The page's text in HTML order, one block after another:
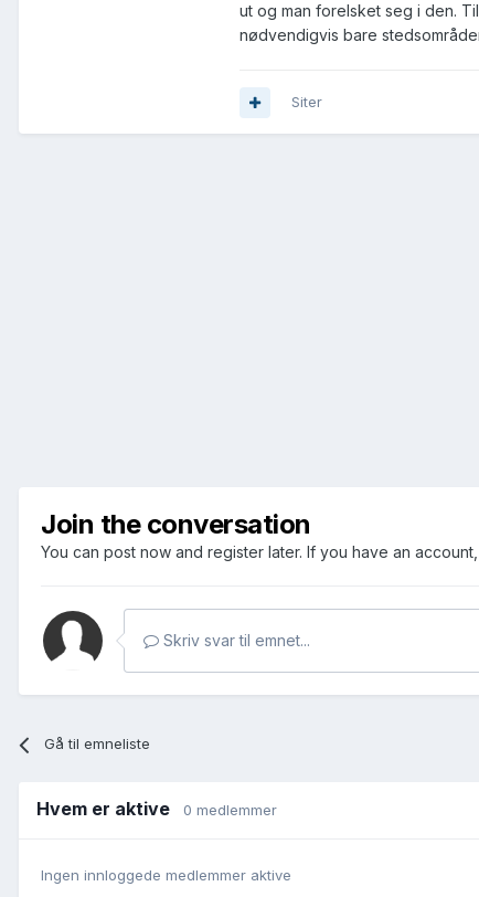
ut og man forelsket seg i den.
nødvendigvis bare
Siter
Join the conversation
You can post now and register later. If you have an account,
Skriv svar til emnet...
Gå til emneliste
Hvem er aktive 0 medlemmer
Ingen innloggede medlemmer aktive